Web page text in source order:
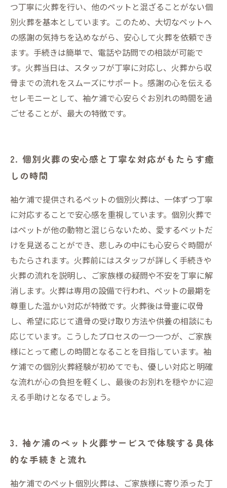
つ丁寧に火葬を行い、他のペットと混ざることがない個
別火葬を基本としています。このため、大切なペットへ
の感謝の気持ちを込めながら、安心して火葬を依頼でき
ます。手続きは簡単で、電話や訪問での相談が可能で
す。火葬当日は、スタッフが丁寧に対応し、火葬から収
骨までの流れをスムーズにサポート。感謝の心を伝える
セレモニーとして、袖ケ浦で心安らぐお別れの時間を過
ごせることが、最大の特徴です。
2. 個別火葬の安心感と丁寧な対応がもたらす癒
しの時間
袖ケ浦で提供されるペットの個別火葬は、一体ずつ丁寧
に対応することで安心感を重視しています。個別火葬で
はペットが他の動物と混じらないため、愛するペットだ
けを見送ることができ、悲しみの中にも心安らぐ時間が
もたらされます。火葬前にはスタッフが詳しく手続きや
火葬の流れを説明し、ご家族様の疑問や不安を丁寧に解
消します。火葬は専用の設備で行われ、ペットの最期を
尊重した温かい対応が特徴です。火葬後は骨壷に収骨
し、希望に応じて遺骨の受け取り方法や供養の相談にも
応じています。こうしたプロセスの一つ一つが、ご家族
様にとって癒しの時間となることを目指しています。袖
ケ浦での個別火葬経験が初めてでも、優しい対応と明確
な流れが心の負担を軽くし、最後のお別れを穏やかに迎
える手助けとなるでしょう。
3. 袖ケ浦のペット火葬サービスで体験する具体
的な手続きと流れ
袖ケ浦でのペット個別火葬は、ご家族様に寄り添った丁